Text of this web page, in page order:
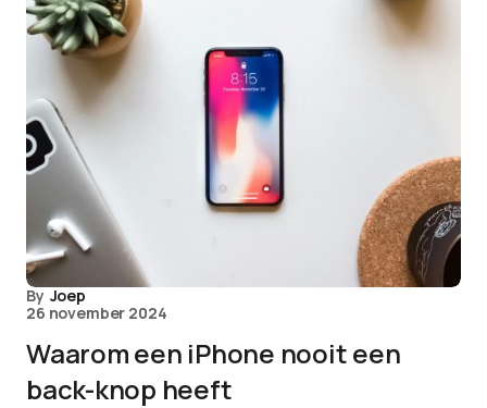
By Joep
26 november 2024
Waarom een iPhone nooit een
back-knop heeft